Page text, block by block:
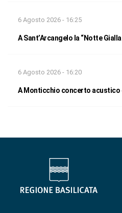
6 Agosto 2026 - 16:25
A Sant’Arcangelo la “Notte
6 Agosto 2026 - 16:20
A Monticchio concerto acustico